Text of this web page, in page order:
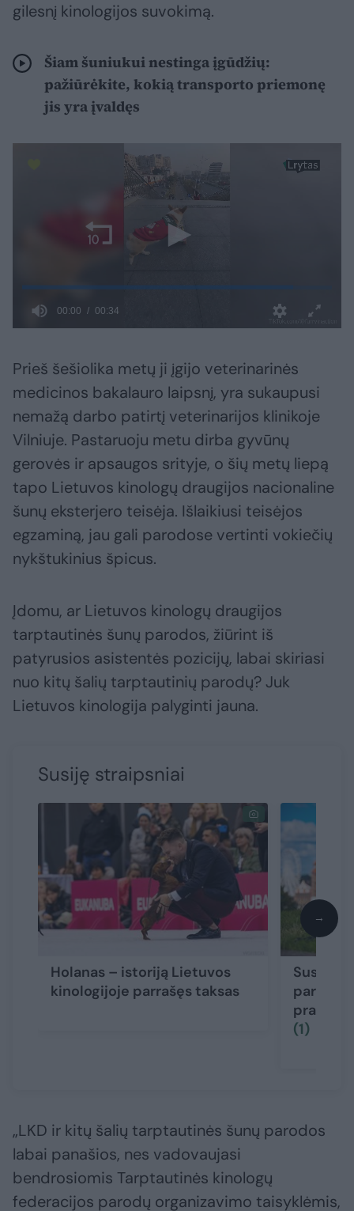
gilesnį kinologijos suvokimą.
Šiam šuniukui nestinga įgūdžių:
pažiūrėkite, kokią transporto priemonę
jis yra įvaldęs
Prieš šešiolika metų ji įgijo veterinarinės
medicinos bakalauro laipsnį, yra sukaupusi
nemažą darbo patirtį veterinarijos klinikoje
Vilniuje. Pastaruoju metu dirba gyvūnų
gerovės ir apsaugos srityje, o šių metų liepą
tapo Lietuvos kinologų draugijos nacionaline
šunų eksterjero teisėja. Išlaikiusi teisėjos
egzaminą, jau gali parodose vertinti vokiečių
nykštukinius špicus.
Įdomu, ar Lietuvos kinologų draugijos
tarptautinės šunų parodos, žiūrint iš
patyrusios asistentės pozicijų, labai skiriasi
nuo kitų šalių tarptautinių parodų? Juk
Lietuvos kinologija palyginti jauna.
Susiję straipsniai
Holanas – istoriją Lietuvos
kinologijoje parrašęs taksas
pradėti
(1)
→
„LKD ir kitų šalių tarptautinės šunų parodos
labai panašios, nes vadovaujasi
bendrosiomis Tarptautinės kinologų
federacijos parodų organizavimo taisyklėmis,